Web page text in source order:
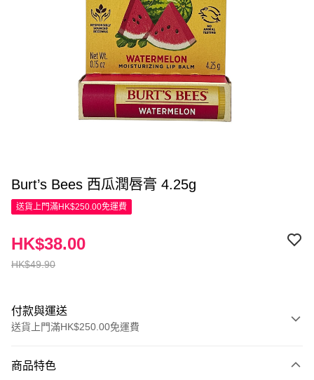
Burt’s Bees 西瓜潤唇膏 4.25g
送貨上門滿HK$250.00免運費
HK$49.90
HK$38.00
付款與運送
送貨上門滿HK$250.00免運費
信用卡
商品特色